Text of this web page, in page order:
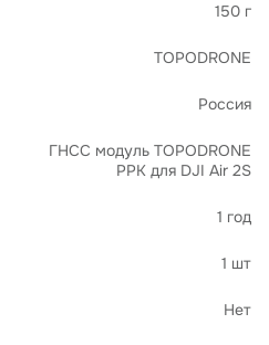
150 г
TOPODRONE
Россия
ГНСС модуль TOPODRONE
PPK для DJI Air 2S
1 год
1 шт
Нет